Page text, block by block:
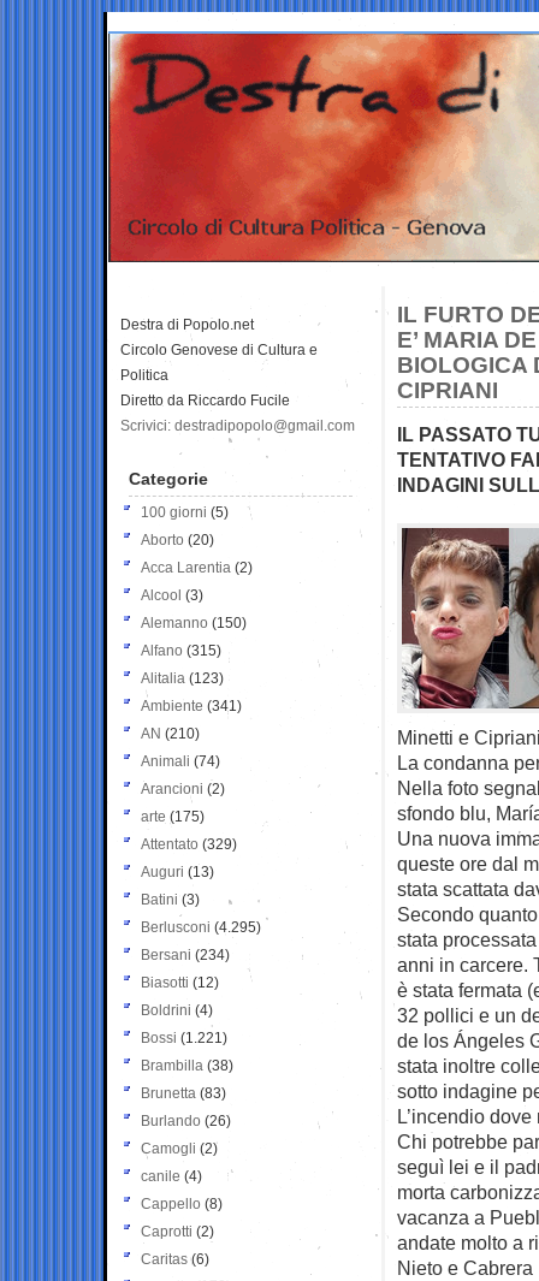
IL FURTO
E’ MARIA
BIOLOGICA
CIPRIANI
IL PASSATO
TENTATIVO
INDAGINI
Minetti e
La condanna
Nella foto
sfondo blu,
Una nuova
queste ore dal
stata scattata
Secondo
stata
anni in carcere.
è stata fermata
32 pollici e un
de los Ángeles
stata inoltre
sotto indagine
L’incendio
Chi potrebbe
seguì lei e il
morta
vacanza a
andate molto a
Nieto e
Destra di Popolo.net
Circolo Genovese di Cultura e
Politica
Diretto da Riccardo Fucile
Scrivici: destradipopolo@gmail.com
Categorie
100 giorni (5)
Aborto (20)
Acca Larentia (2)
Alcool (3)
Alemanno (150)
Alfano (315)
Alitalia (123)
Ambiente (341)
AN (210)
Animali (74)
Arancioni (2)
arte (175)
Attentato (329)
Auguri (13)
Batini (3)
Berlusconi (4.295)
Bersani (234)
Biasotti (12)
Boldrini (4)
Bossi (1.221)
Brambilla (38)
Brunetta (83)
Burlando (26)
Camogli (2)
canile (4)
Cappello (8)
Caprotti (2)
Caritas (6)